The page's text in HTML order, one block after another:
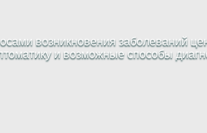
возникновения заболеваний
и возможные способы